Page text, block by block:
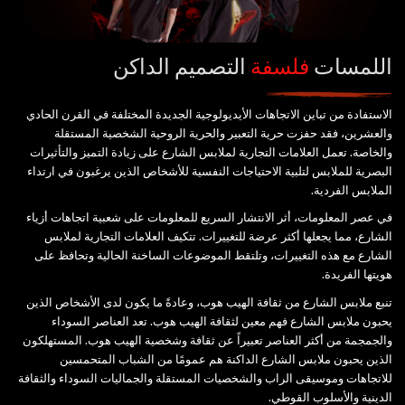
اللمسات فلسفة التصميم الداكن
الاستفادة من تباين الاتجاهات الأيديولوجية الجديدة المختلفة في القرن الحادي
والعشرين، فقد حفزت حرية التعبير والحرية الروحية الشخصية المستقلة
والخاصة. تعمل العلامات التجارية لملابس الشارع على زيادة التميز والتأثيرات
البصرية للملابس لتلبية الاحتياجات النفسية للأشخاص الذين يرغبون في ارتداء
الملابس الفردية.
في عصر المعلومات، أثر الانتشار السريع للمعلومات على شعبية اتجاهات أزياء
الشارع، مما يجعلها أكثر عرضة للتغييرات. تتكيف العلامات التجارية لملابس
الشارع مع هذه التغييرات، وتلتقط الموضوعات الساخنة الحالية وتحافظ على
هويتها الفريدة.
تنبع ملابس الشارع من ثقافة الهيب هوب، وعادةً ما يكون لدى الأشخاص الذين
يحبون ملابس الشارع فهم معين لثقافة الهيب هوب. تعد العناصر السوداء
والجمجمة من أكثر العناصر تعبيراً عن ثقافة وشخصية الهيب هوب. المستهلكون
الذين يحبون ملابس الشارع الداكنة هم عمومًا من الشباب المتحمسين
للاتجاهات وموسيقى الراب والشخصيات المستقلة والجماليات السوداء والثقافة
الدينية والأسلوب القوطي.